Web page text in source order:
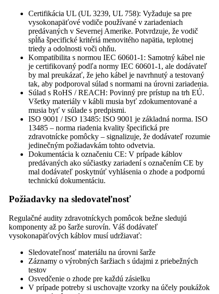
Certifikácia UL (UL 3239, UL 758): Vyžaduje sa pre
vysokonapäťové vodiče používané v zariadeniach
predávaných v Severnej Amerike. Potvrdzuje, že vodič
spĺňa špecifické kritériá menovitého napätia, teplotnej
triedy a odolnosti voči ohňu.
Kompatibilita s normou IEC 60601-1: Samotný kábel nie
je certifikovaný podľa normy IEC 60601-1, ale dodávateľ
by mal preukázať, že jeho kábel je navrhnutý a testovaný
tak, aby podporoval súlad s normami na úrovni zariadenia.
Súlad s RoHS / REACH: Povinný pre prístup na trh EÚ.
Všetky materiály v kábli musia byť zdokumentované a
musia byť v súlade s predpismi.
ISO 9001 / ISO 13485: ISO 9001 je základná norma. ISO
13485 – norma riadenia kvality špecifická pre
zdravotnícke pomôcky – signalizuje, že dodávateľ rozumie
jedinečným požiadavkám tohto odvetvia.
Dokumentácia k označeniu CE: V prípade káblov
predávaných ako súčiastky zariadení s označením CE by
mal dodávateľ poskytnúť vyhlásenia o zhode a podpornú
technickú dokumentáciu.
Požiadavky na sledovateľnosť
Regulačné audity zdravotníckych pomôcok bežne sledujú
komponenty až po šarže surovín. Váš dodávateľ
vysokonapäťových káblov musí udržiavať:
Sledovateľnosť materiálu na úrovni šarže
Záznamy o výrobných šaržiach s údajmi z priebežných
testov
Osvedčenie o zhode pre každú zásielku
V prípade potreby si uschovajte vzorky na účely poukážok